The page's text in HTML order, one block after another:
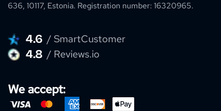
636, 10117, Estonia. Registration number: 16320965.
4.6 / SmartCustomer
4.8 / Reviews.io
We accept: